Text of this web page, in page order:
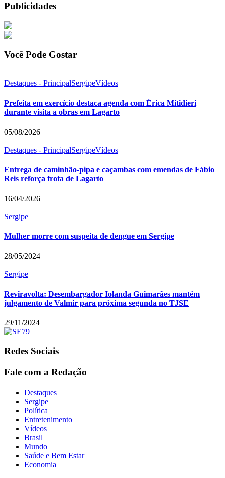
Publicidades
Você Pode Gostar
Destaques - PrincipalSergipeVídeos
Prefeita em exercício destaca agenda com Érica Mitidieri
durante visita a obras em Lagarto
05/08/2026
Destaques - PrincipalSergipeVídeos
Entrega de caminhão-pipa e caçambas com emendas de Fábio
Reis reforça frota de Lagarto
16/04/2026
Sergipe
Mulher morre com suspeita de dengue em Sergipe
28/05/2024
Sergipe
Reviravolta: Desembargador Iolanda Guimarães mantém
julgamento de Valmir para próxima segunda no TJSE
29/11/2024
Redes Sociais
Fale com a Redação
Destaques
Sergipe
Política
Entretenimento
Vídeos
Brasil
Mundo
Saúde e Bem Estar
Economia